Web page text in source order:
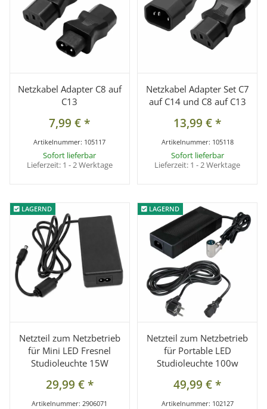
Netzkabel Adapter C8 auf
C13
7,99 €*
Artikelnummer: 105117
Sofort lieferbar
Lieferzeit: 1 - 2 Werktage
Netzkabel Adapter Set C7
auf C14 und C8 auf C13
13,99 €*
Artikelnummer: 105118
Sofort lieferbar
Lieferzeit: 1 - 2 Werktage
LAGERND
LAGERND
Netzteil zum Netzbetrieb
für Mini LED Fresnel
Studioleuchte 15W
29,99 €*
Artikelnummer:2906071
LAGERND
LAGERND
Netzteil zum Netzbetrieb
für Portable LED
Studioleuchte 100w
49,99 €*
Artikelnummer: 102127